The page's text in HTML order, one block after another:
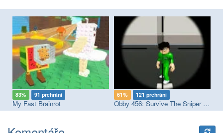
83% 91 přehrání
My Fast Brainrot
61% 121 přehrání
Obby 456: Survive The Sniper in Squid Game